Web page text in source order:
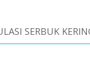
SERBUK